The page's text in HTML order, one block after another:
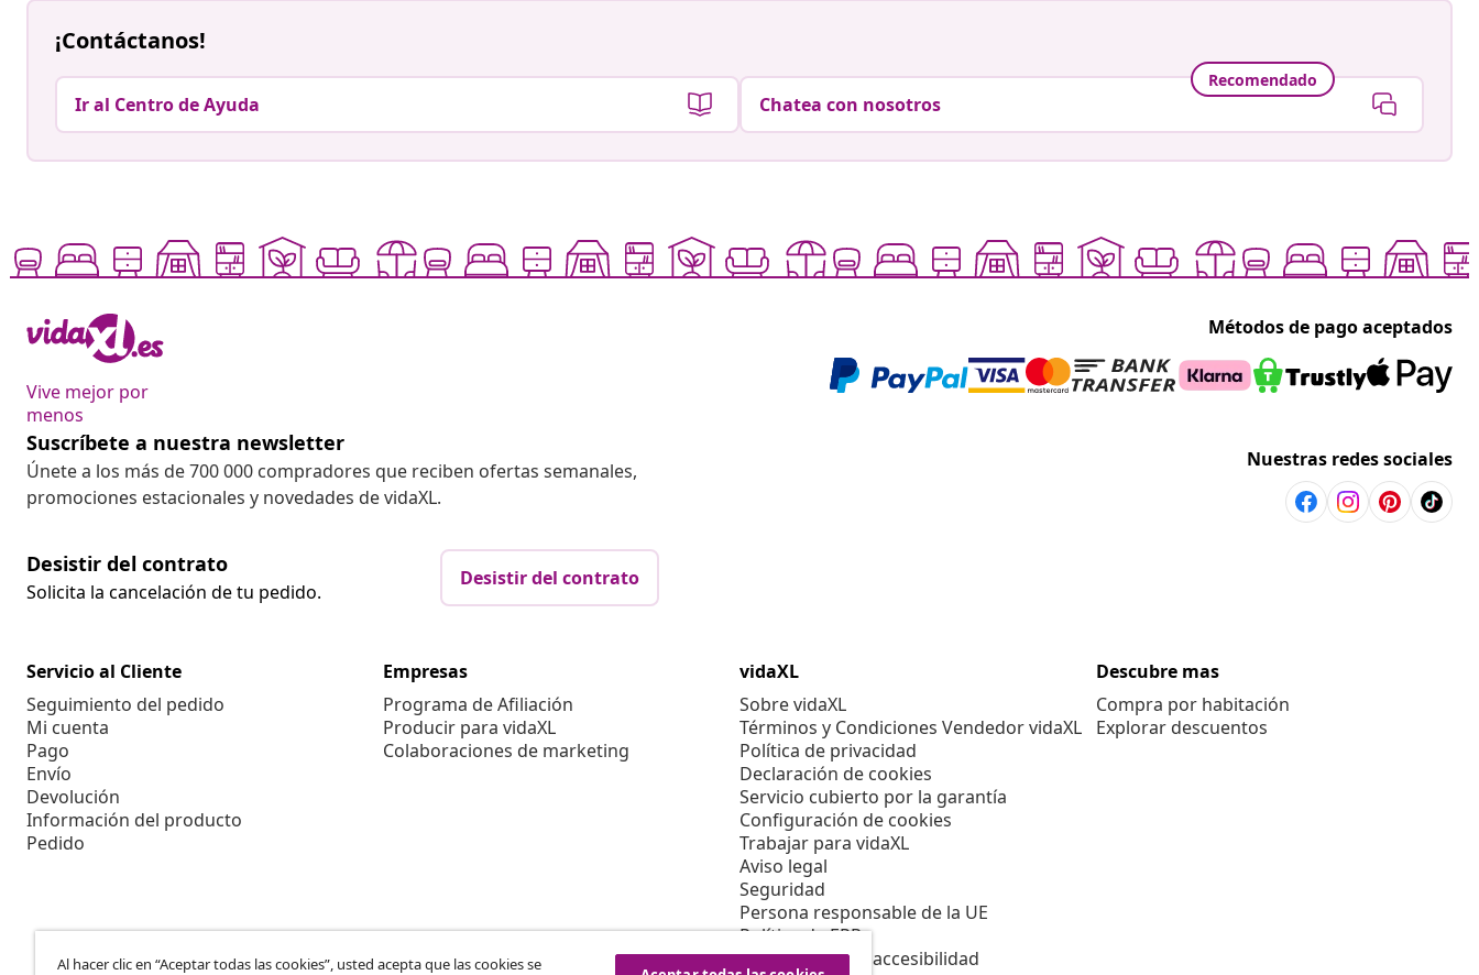
¡Contáctanos!
Ir al Centro de Ayuda
Recomendado
Chatea con nosotros
Vive mejor por
menos
Métodos de pago aceptados
Suscríbete a nuestra newsletter
Únete a los más de 700 000 compradores que reciben ofertas semanales,
promociones estacionales y novedades de vidaXL.
Nuestras redes sociales
Desistir del contrato
Solicita la cancelación de tu pedido.
Desistir del contrato
Servicio al Cliente
Seguimiento del pedido
Mi cuenta
Pago
Envío
Devolución
Información del producto
Pedido
Empresas
Programa de Afiliación
Producir para vidaXL
Colaboraciones de marketing
vidaXL
Sobre vidaXL
Términos y Condiciones Vendedor vidaXL
Política de privacidad
Declaración de cookies
Servicio cubierto por la garantía
Configuración de cookies
Trabajar para vidaXL
Aviso legal
Seguridad
Persona responsable de la UE
Política de EPR
Información de accesibilidad
Descubre mas
Compra por habitación
Explorar descuentos
Al hacer clic en “Aceptar todas las cookies”, usted acepta que las cookies se